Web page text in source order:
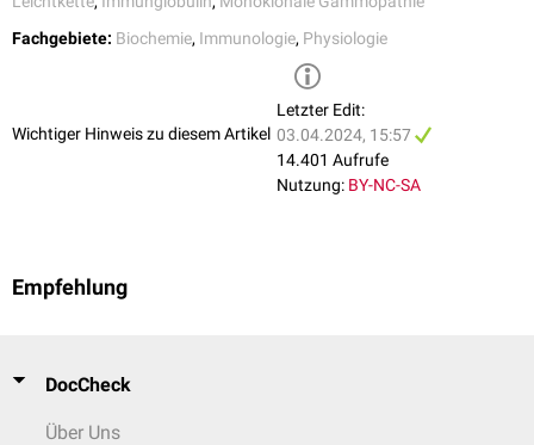
Fachgebiete: Biochemie, Immunologie, Physiologie
Wichtiger Hinweis zu diesem Artikel
Letzter Edit:
03.04.2024, 15:57
14.401 Aufrufe
Nutzung: BY-NC-SA
Empfehlung
DocCheck
Über Uns